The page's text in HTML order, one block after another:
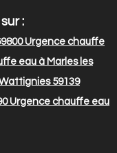
:
Urgence chauffe
eau à Marles les
59139
Urgence chauffe eau